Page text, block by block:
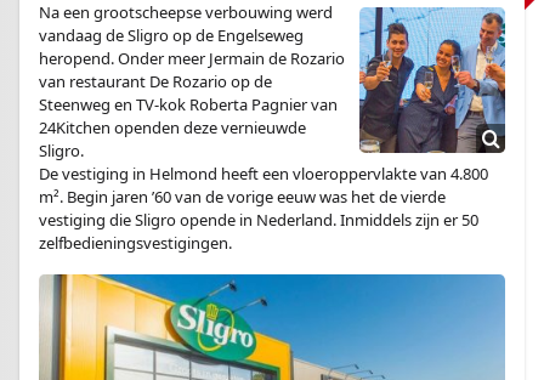
Na een grootscheepse verbouwing werd
vandaag de Sligro op de Engelseweg
heropend. Onder meer Jermain de Rozario
van restaurant De Rozario op de
Steenweg en TV-kok Roberta Pagnier van
24Kitchen openden deze vernieuwde
Sligro.
De vestiging in Helmond heeft een vloeroppervlakte van 4.800
m². Begin jaren ’60 van de vorige eeuw was het de vierde
vestiging die Sligro opende in Nederland. Inmiddels zijn er 50
zelfbedieningsvestigingen.